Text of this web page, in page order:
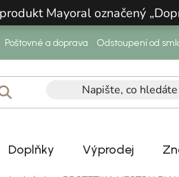
Mayoral označený
Poštovné a doprava Odstoupení od
Doplňky Výprodej